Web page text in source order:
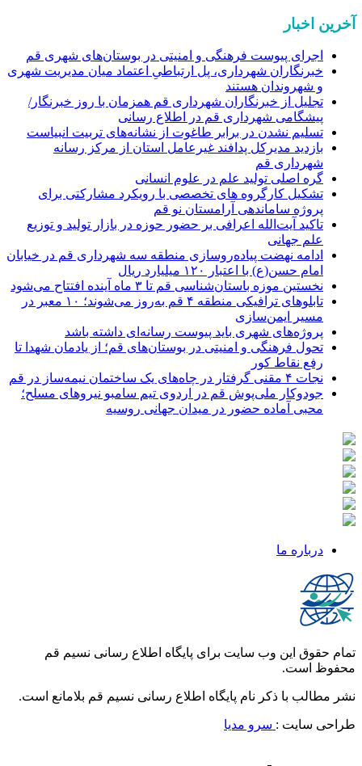
آخرین اخبار
اجرای پیوست فرهنگی و امنیتی در بوستان‌های شهری قم
خبرنگاران شهرداری، پل ارتباطیِ اعتماد میان مدیریت شهری
و شهروندان هستند
تجلیل از خبرنگاران شهرداری قم همزمان با روز خبرنگار/
پیشگامی شهرداری قم در اطلاع رسانی
تسلیم نشدن در برابر طاغوت از نشانه‌های تربیت انبیاست
بازدید مدیرکل پدافند غیرعامل استان از مرکز رسانه
شهرداری قم
گره اصلی تولید علم در علوم انسانی
تشکیل کارگروه های تخصصی با رویکرد مشارکتی برای
پروژه ساماندهی آرامستان نو قم
تاکید آیت‌الله اعرافی بر حضور حوزه در بازار تولید و توزیع
علم جهانی
ادامه نهضت پیاده‌روسازی منطقه سه شهرداری قم در خیابان
امام حسن(ع) با اعتبار ۱۲۰ میلیارد ریال
نخستین موزه باستان‌شناسی قم تا ۳ ماه آینده افتتاح می‌شود
تابلوهای ترافیکی منطقه ۴ قم به‌روز می‌شوند؛ ۱۰ معبر در
مسیر ایمن‌سازی
پروژه‌های شهری باید پیوست رسانه‌ای داشته باشد
تحول فرهنگی و امنیتی در بوستان‌های قم؛ از یادمان شهدا تا
رفع نقاط کور
نجات ۴ مقنی گرفتار در چاه‌های یک ساختمان نیمه‌ساز در قم
جودوکار ملی‌پوش قم در اردوی تیم سامبو نیروهای مسلح؛
محبی آماده حضور در میدان جهانی روسیه
درباره ما
تمام حقوق این وب سایت برای پایگاه اطلاع رسانی نسیم قم
محفوظ است.
نشر مطالب با ذکر نام پایگاه اطلاع رسانی نسیم قم بلامانع است.
طراحی سایت : سرو مدیا